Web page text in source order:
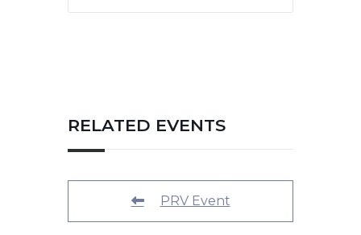
RELATED EVENTS
PRV Event